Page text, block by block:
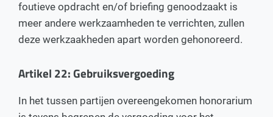
foutieve opdracht en/of briefing genoodzaakt is
meer andere werkzaamheden te verrichten, zullen
deze werkzaakheden apart worden gehonoreerd.
Artikel 22: Gebruiksvergoeding
In het tussen partijen overeengekomen honorarium